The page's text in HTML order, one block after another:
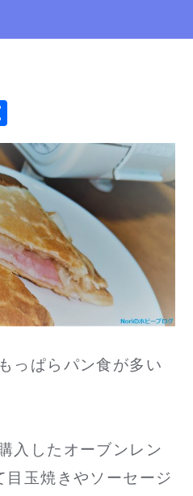
有
っぱらパン食が多い
入したオーブンレン
目玉焼きやソーセージ